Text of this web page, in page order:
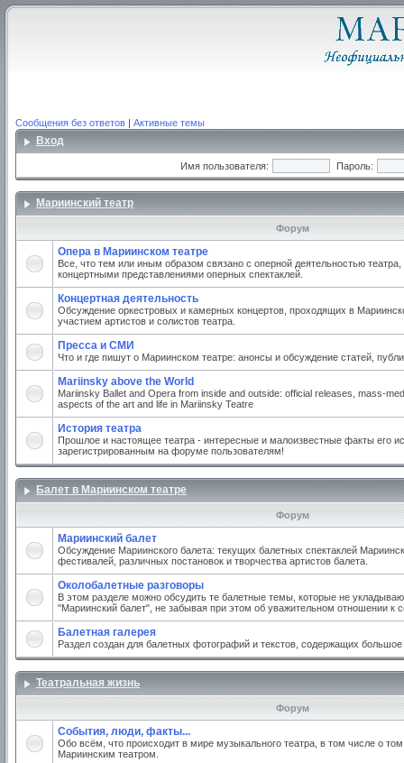
Сообщения без ответов | Активные темы
Вход
Имя пользователя: Пароль:
Мариинский театр
Форум
Опера в Мариинском театре
Все, что тем или иным образом связано с оперной деятельностью
концертными представлениями оперных спектаклей.
Концертная деятельность
Обсуждение оркестровых и камерных концертов, проходящих в
участием артистов и солистов театра.
Пресса и СМИ
Что и где пишут о Мариинском театре: анонсы и обсуждение статей,
Mariinsky above the World
Mariinsky Ballet and Opera from inside and outside: official releases, mass-
aspects of the art and life in Mariinsky Teatre
История театра
Прошлое и настоящее театра - интересные и малоизвестные факты его
зарегистрированным на форуме пользователям!
Балет в Мариинском театре
Форум
Мариинский балет
Обсуждение Мариинского балета: текущих балетных спектаклей
фестивалей, различных постановок и творчества артистов балета.
Околобалетные разговоры
В этом разделе можно обсудить те балетные темы, которые не
"Мариинский балет", не забывая при этом об уважительном отношении к
Балетная галерея
Раздел создан для балетных фотографий и текстов, содержащих
Театральная жизнь
Форум
События, люди, факты...
Обо всём, что происходит в мире музыкального театра, в том числе о
Мариинским театром.